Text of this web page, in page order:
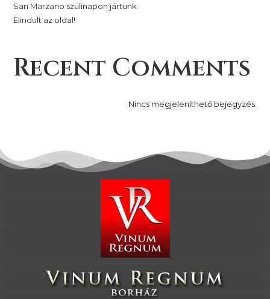
San Marzano szülinapon jártunk
Elindult az oldal!
Recent Comments
Nincs megjeleníthető bejegyzés.